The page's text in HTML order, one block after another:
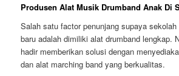
Produsen Alat Musik Drumband Anak Di
Salah satu factor penunjang supaya
baru adalah dimiliki alat drumband lengkap.
hadir memberikan solusi dengan
dan alat marching band yang berkualitas.